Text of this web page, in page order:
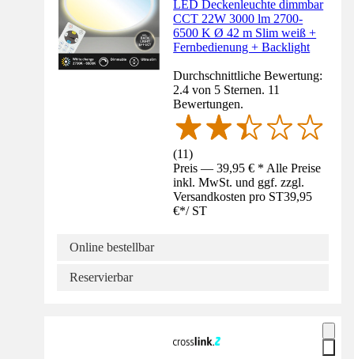
LED Deckenleuchte dimmbar
CCT 22W 3000 lm 2700-
6500 K Ø 42 m Slim weiß +
Fernbedienung + Backlight
Durchschnittliche Bewertung:
2.4 von 5 Sternen. 11
Bewertungen.
(11)
Preis — 39,95 € * Alle Preise
inkl. MwSt. und ggf. zzgl.
Versandkosten pro ST39,95
€*/ ST
Online bestellbar
Reservierbar